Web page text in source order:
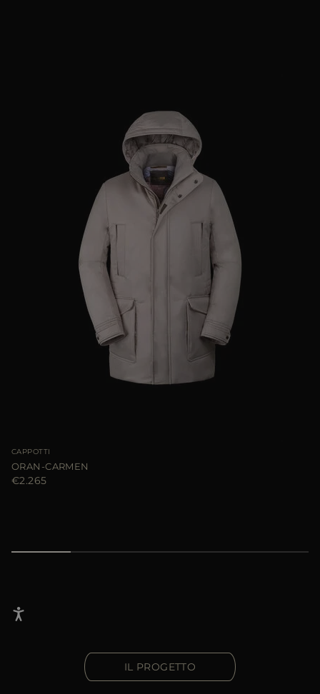
CAPPOTTI
ORAN-CARMEN
€2.265
IL PROGETTO